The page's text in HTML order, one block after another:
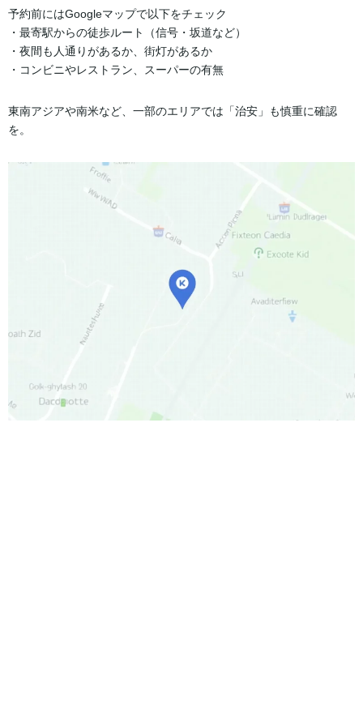
予約前にはGoogleマップで以下をチェック
・最寄駅からの徒歩ルート（信号・坂道など）
・夜間も人通りがあるか、街灯があるか
・コンビニやレストラン、スーパーの有無
東南アジアや南米など、一部のエリアでは「治安」も慎重に確認
を。